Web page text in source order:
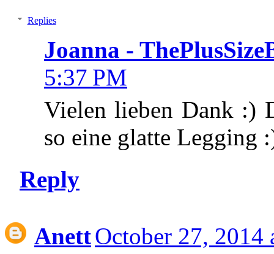
Replies
Joanna -
5:37 PM
Vielen lieben Dank :)
so eine glatte Legging
Reply
AnettOctober 27, 2014